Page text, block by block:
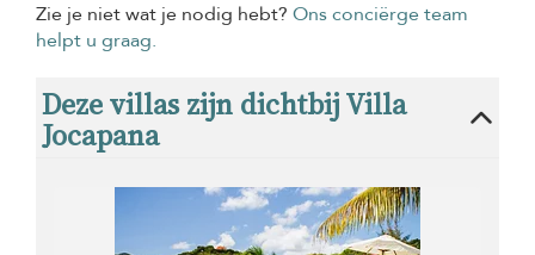
Zie je niet wat je nodig hebt? Ons conciërge team
helpt u graag.
Deze villas zijn dichtbij Villa
Jocapana